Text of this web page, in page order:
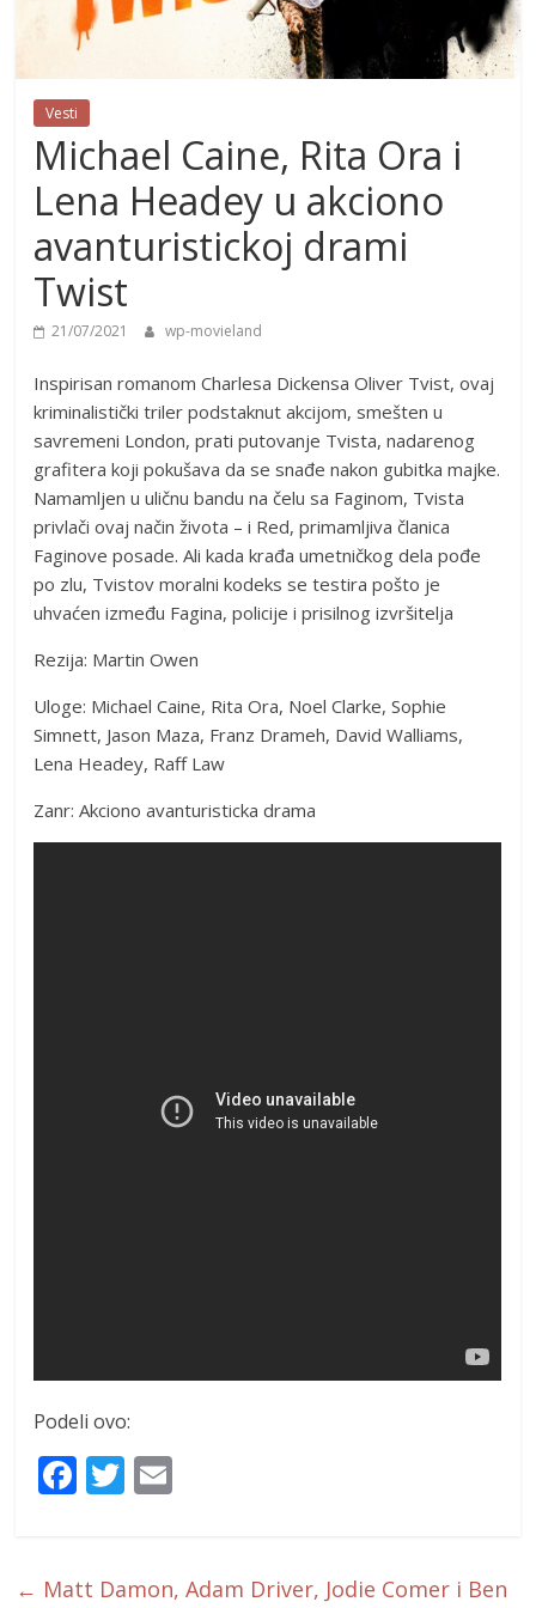
Vesti
Michael Caine, Rita Ora i
Lena Headey u akciono
avanturistickoj drami
Twist
21/07/2021 wp-movieland
Inspirisan romanom Charlesa Dickensa Oliver Tvist, ovaj
kriminalistički triler podstaknut akcijom, smešten u
savremeni London, prati putovanje Tvista, nadarenog
grafitera koji pokušava da se snađe nakon gubitka majke.
Namamljen u uličnu bandu na čelu sa Faginom, Tvista
privlači ovaj način života – i Red, primamljiva članica
Faginove posade. Ali kada krađa umetničkog dela pođe
po zlu, Tvistov moralni kodeks se testira pošto je
uhvaćen između Fagina, policije i prisilnog izvršitelja
Rezija: Martin Owen
Uloge: Michael Caine, Rita Ora, Noel Clarke, Sophie
Simnett, Jason Maza, Franz Drameh, David Walliams,
Lena Headey, Raff Law
Zanr: Akciono avanturisticka drama
Podeli ovo:
F
ac
b
T
w
er l
← Matt Damon, Adam Driver, Jodie Comer i Ben